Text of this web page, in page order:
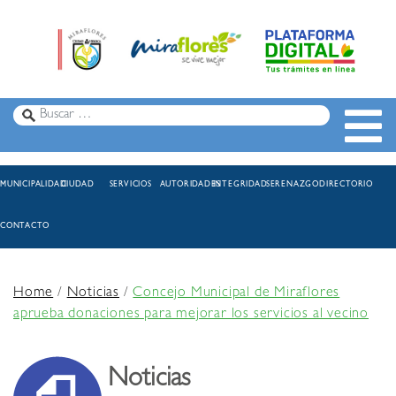
MUNICIPALIDADCIUDAD SERVICIOS AUTORIDADESINTEGRIDADSERENAZGODIRECTORIO
CONTACTO
Home/Noticias /Concejo Municipal de Miraflores
aprueba donaciones para mejorar los servicios al vecino
Noticias